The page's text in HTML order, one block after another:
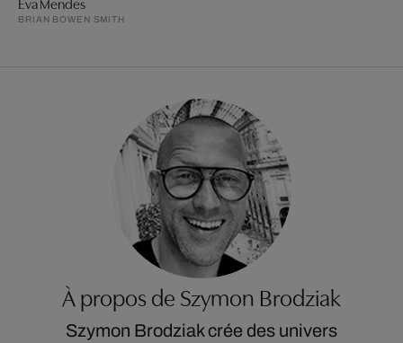
BRIAN BOWEN SMITH
À propos de Szymon Brodziak
Szymon Brodziak crée des univers